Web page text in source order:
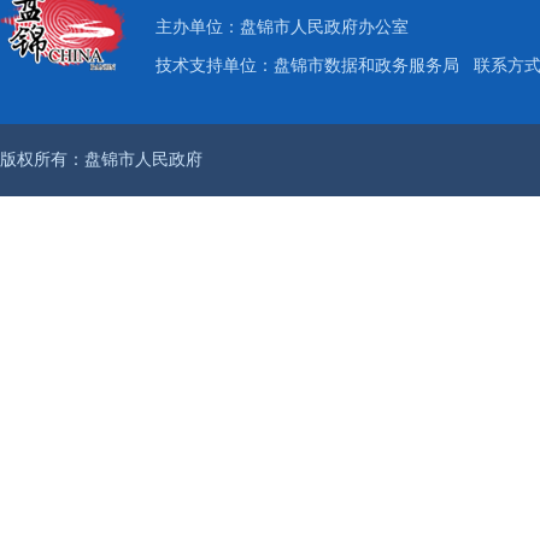
主办单位：盘锦市人民政府办公室
技术支持单位：盘锦市数据和政务服务局 联系方
版权所有：盘锦市人民政府